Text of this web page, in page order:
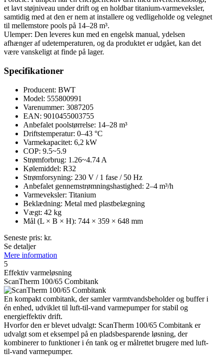
et lavt støjniveau under drift og en holdbar titanium-varmeveksler,
samtidig med at den er nem at installere og vedligeholde og velegnet
til mellemstore pools på 14–28 m³.
Ulemper: Den leveres kun med en engelsk manual, ydelsen
afhænger af udetemperaturen, og da produktet er udgået, kan det
være vanskeligt at finde på lager.
Specifikationer
Producent: BWT
Model: 555800991
Varenummer: 3087205
EAN: 9010455003755
Anbefalet poolstørrelse: 14–28 m³
Driftstemperatur: 0–43 °C
Varmekapacitet: 6,2 kW
COP: 9.5~5.9
Strømforbrug: 1.26~4.74 A
Kølemiddel: R32
Strømforsyning: 230 V / 1 fase / 50 Hz
Anbefalet gennemstrømningshastighed: 2–4 m³/h
Varmeveksler: Titanium
Beklædning: Metal med plastbelægning
Vægt: 42 kg
Mål (L × B × H): 744 × 359 × 648 mm
Seneste pris: kr.
Se detaljer
Mere information
5
Effektiv varmeløsning
ScanTherm 100/65 Combitank
En kompakt combitank, der samler varmtvandsbeholder og buffer i
én enhed, udviklet til luft-til-vand varmepumper for stabil og
energieffektiv drift.
Hvorfor den er blevet udvalgt: ScanTherm 100/65 Combitank er
udvalgt som et eksempel på en pladsbesparende løsning, der
kombinerer to funktioner i én tank og er målrettet brugere med luft-
til-vand varmepumper.